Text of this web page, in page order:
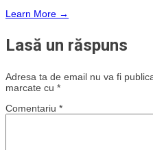
Learn More →
Lasă un răspuns
Adresa ta de email nu va fi
marcate cu *
Comentariu *